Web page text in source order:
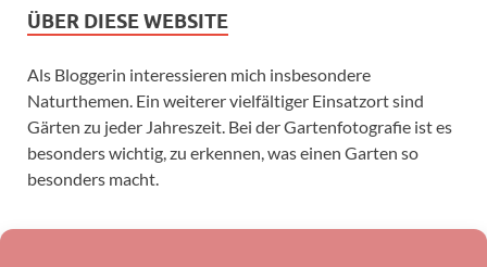
ÜBER DIESE WEBSITE
Als Bloggerin interessieren mich insbesondere
Naturthemen. Ein weiterer vielfältiger Einsatzort sind
Gärten zu jeder Jahreszeit. Bei der Gartenfotografie ist es
besonders wichtig, zu erkennen, was einen Garten so
besonders macht.